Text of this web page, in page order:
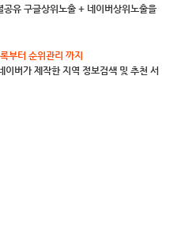
유 구글상위노출 + 네이버상위노출을
부터 순위관리 까지
이버가 제작한 지역 정보검색 및 추천 서